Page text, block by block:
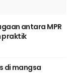
antara MPR
praktik
di mangsa